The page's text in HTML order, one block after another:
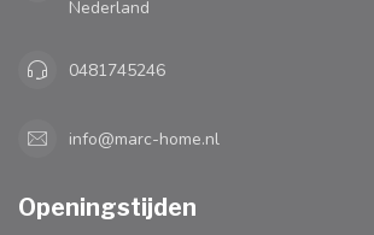
Nederland
0481745246
info@marc-home.nl
Openingstijden